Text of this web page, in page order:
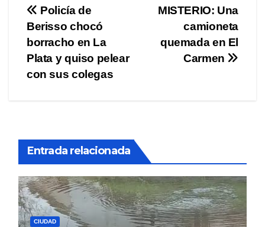
Navegación
de
entradas
MISTERIO: Una
camioneta
quemada en El
Carmen
Policía de
Berisso chocó
borracho en La
Plata y quiso pelear
con sus colegas
Entrada relacionada
CIUDAD